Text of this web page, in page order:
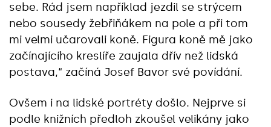
sebe. Rád jsem například jezdil se strýcem
nebo sousedy žebřiňákem na pole a při tom
mi velmi učarovali koně. Figura koně mě jako
začínajícího kreslíře zaujala dřív než lidská
postava,“ začíná Josef Bavor své povídání.
Ovšem i na lidské portréty došlo. Nejprve si
podle knižních předloh zkoušel velikány jako